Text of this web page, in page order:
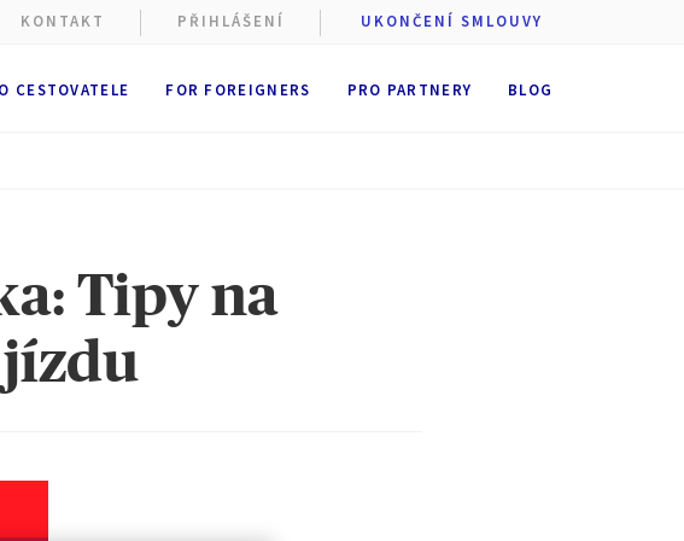
CESTOVATELE FOR FOREIGNERS PRO PARTNERY BLOG
KONTAKT PŘIHLÁŠENÍ UKONČENÍ SMLOUVY
Tipy na
Máte možnost
uchováme po dobu